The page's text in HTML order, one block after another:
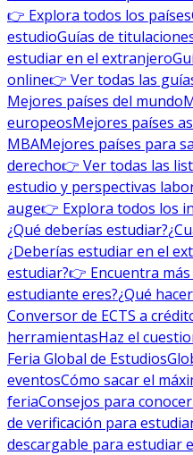
👉 Explora todos los países
estudioGuías de
estudiar en el extranjero
online👉 Ver todas las
Mejores países del mundo
europeosMejores países
MBAMejores países para
derecho👉 Ver todas las
estudio y perspectivas
auge👉 Explora todos los
¿Qué deberías estudiar?
¿Deberías estudiar en el
estudiar?👉 Encuentra
estudiante eres?¿Qué
Conversor de ECTS a
herramientasHaz el
Feria Global de Estudios
eventosCómo sacar el
feriaConsejos para
de verificación para
descargable para estudiar